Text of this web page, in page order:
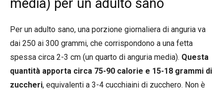
media) per un adulto sano
Per un adulto sano, una porzione giornaliera di anguria va
dai 250 ai 300 grammi, che corrispondono a una fetta
spessa circa 2-3 cm (un quarto di anguria media). Questa
quantità apporta circa 75-90 calorie e 15-18 grammi di
zuccheri, equivalenti a 3-4 cucchiaini di zucchero. Non è